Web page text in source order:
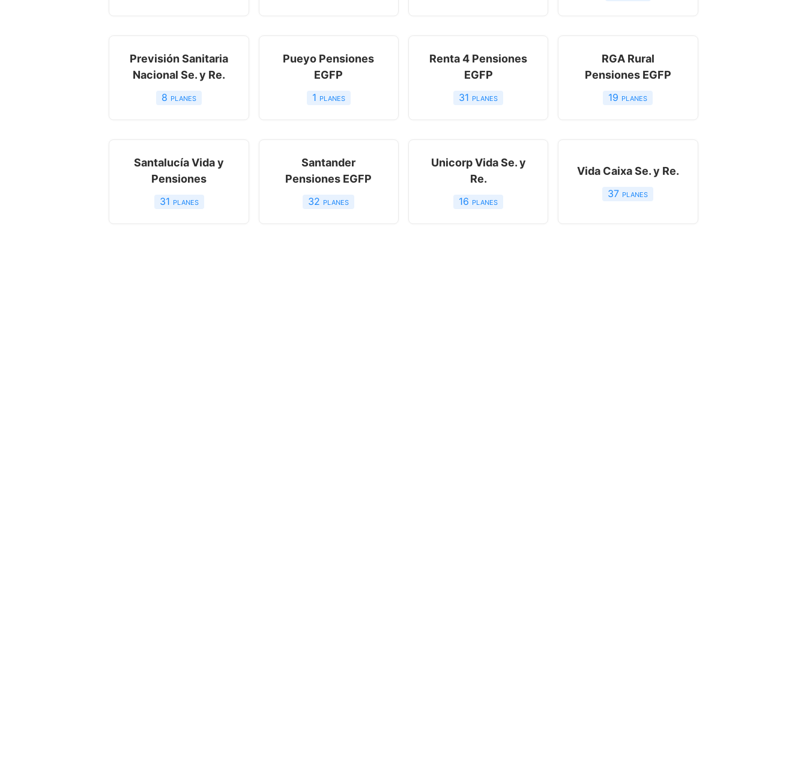
Previsión Sanitaria
Nacional Se. y Re.
8 planes
Pueyo Pensiones
EGFP
1 planes
Renta 4 Pensiones
EGFP
31 planes
RGA Rural
Pensiones EGFP
19 planes
Santalucía Vida y
Pensiones
31 planes
Santander
Pensiones EGFP
32 planes
Unicorp Vida Se. y
Re.
16 planes
Vida Caixa Se. y Re.
37 planes